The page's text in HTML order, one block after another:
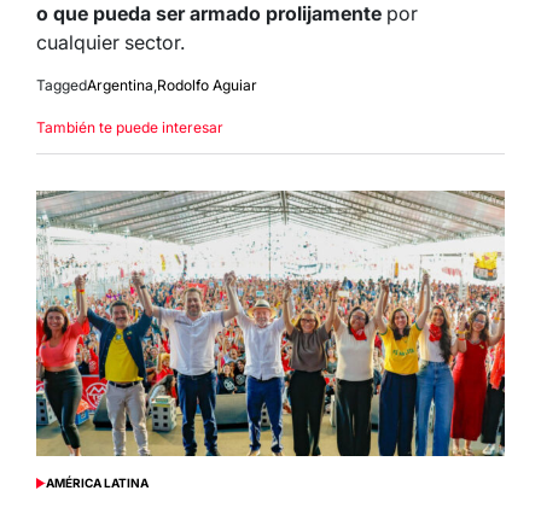
o que pueda ser armado prolijamente por
cualquier sector.
TaggedArgentina,Rodolfo Aguiar
También te puede interesar
POSTED
AMÉRICA LATINA